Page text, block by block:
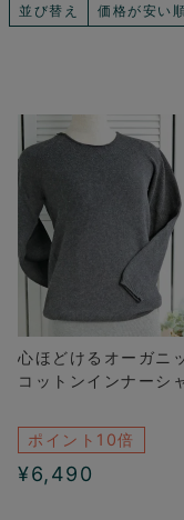
並び替え 価格が安い
心ほどけるオーガニ
コットンインナーシ
ポイント10倍
¥6,490